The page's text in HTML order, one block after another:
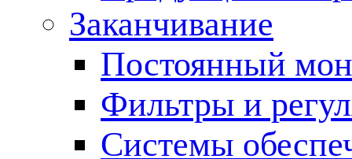
Заканчивание
Постоянный
Фильтры и
Cистемы